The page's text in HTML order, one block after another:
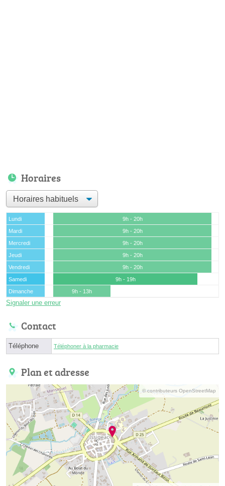
Horaires
Lundi
9h - 20h
Mardi
9h - 20h
Mercredi
9h - 20h
Jeudi
9h - 20h
Vendredi
9h - 20h
Samedi
9h - 19h
Dimanche
9h - 13h
Signaler une erreur
Contact
Téléphone Téléphoner à la pharmacie
Plan et adresse
© contributeurs OpenStreetMap